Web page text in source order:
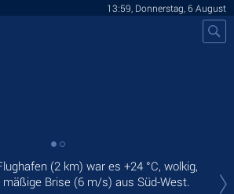
13:59, Donnerstag, 6 August
(2 km) war es +24 °C, wolkig,
Brise (6 m/s) aus Süd-West.